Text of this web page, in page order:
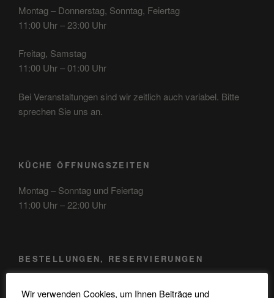
Montag – Donnerstag, Sonntag, Feiertag
11:00 Uhr – 23:00 Uhr
Freitag, Samstag
11:00 Uhr – 01:00 Uhr
Bei Veranstaltungen sind wir zeitlich auch variabel. Bitte
sprechen Sie uns an.
KÜCHE ÖFFNUNGSZEITEN
Montag – Sonntag und Feiertag
11:00 Uhr – 22:00 Uhr
BESTELLUNGEN, RESERVIERUNGEN
Wir verwenden Cookies, um Ihnen Beiträge und